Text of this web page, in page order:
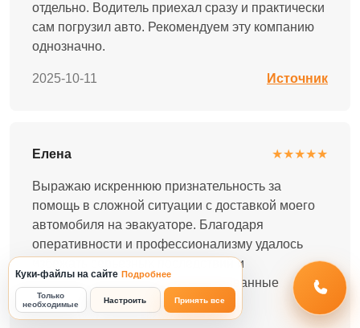
отдельно. Водитель приехал сразу и практически
сам погрузил авто. Рекомендуем эту компанию
однозначно.
2025-10-11 Источник
Елена ★★★★★
Выражаю искреннюю признательность за
помощь в сложной ситуации с доставкой моего
автомобиля на эвакуаторе. Благодаря
оперативности и профессионализму удалось
избежать серьезных последствий и
минимизировать неудобства, вызванные
поломкой машины.
Куки-файлы на сайте Подробнее
Только
необходимые
Настроить Принять все